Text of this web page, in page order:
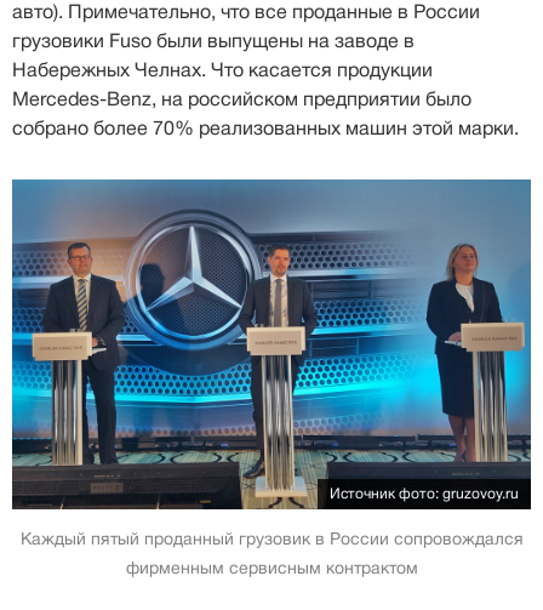
авто). Примечательно, что все проданные в России
грузовики Fuso были выпущены на заводе в
Набережных Челнах. Что касается продукции
Mercedes-Benz, на российском предприятии было
собрано более 70% реализованных машин этой марки.
Источник фото: gruzovoy.ru
Каждый пятый проданный грузовик в России сопровождался
фирменным сервисным контрактом